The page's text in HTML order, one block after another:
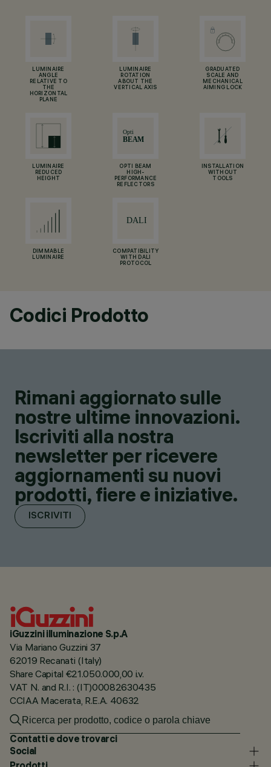
LUMINAIRE
ANGLE
RELATIVE TO
THE
HORIZONTAL
PLANE
LUMINAIRE
ROTATION
ABOUT THE
VERTICAL AXIS
GRADUATED
SCALE AND
MECHANICAL
AIMING LOCK
LUMINAIRE
REDUCED
HEIGHT
OPTI BEAM
HIGH-
PERFORMANCE
REFLECTORS
INSTALLATION
WITHOUT
TOOLS
DIMMABLE
LUMINAIRE
COMPATIBILITY
WITH DALI
PROTOCOL
Codici Prodotto
Rimani aggiornato sulle
nostre ultime innovazioni.
Iscriviti alla nostra
newsletter per ricevere
aggiornamenti su nuovi
prodotti, fiere e iniziative.
ISCRIVITI
iGuzzini illuminazione S.p.A
Via Mariano Guzzini 37
62019 Recanati (Italy)
Share Capital €21.050.000,00 i.v.
VAT N. and R.I. : (IT)00082630435
CCIAA Macerata, R.E.A. 40632
Contatti e dove trovarci
Social